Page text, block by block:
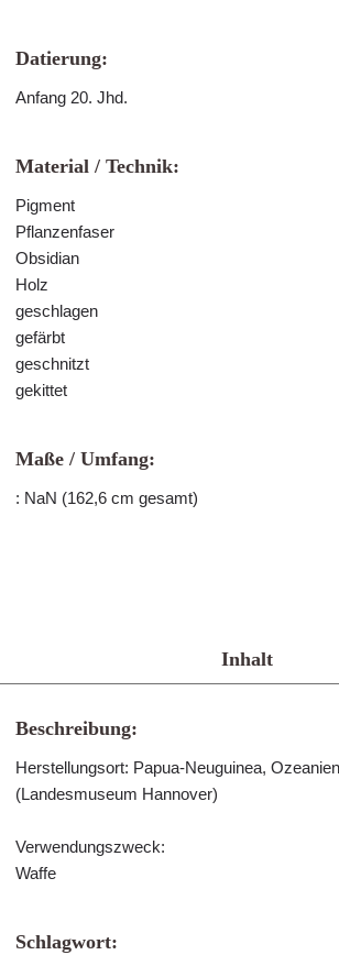
Datierung:
Anfang 20. Jhd.
Material / Technik:
Pigment
Pflanzenfaser
Obsidian
Holz
geschlagen
gefärbt
geschnitzt
gekittet
Maße / Umfang:
: NaN (162,6 cm gesamt)
Inhalt
Beschreibung:
Herstellungsort: Papua-Neuguinea,
(Landesmuseum Hannover)
Verwendungszweck:
Waffe
Schlagwort: